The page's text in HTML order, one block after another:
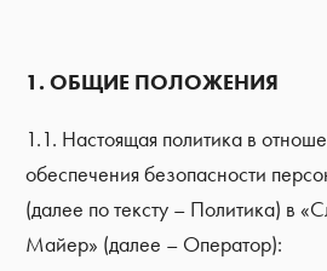
1. ОБЩИЕ ПОЛОЖЕНИЯ
1.1. Настоящая политика в
обеспечения безопасности
(далее по тексту – Политика) в
Майер» (далее – Оператор):